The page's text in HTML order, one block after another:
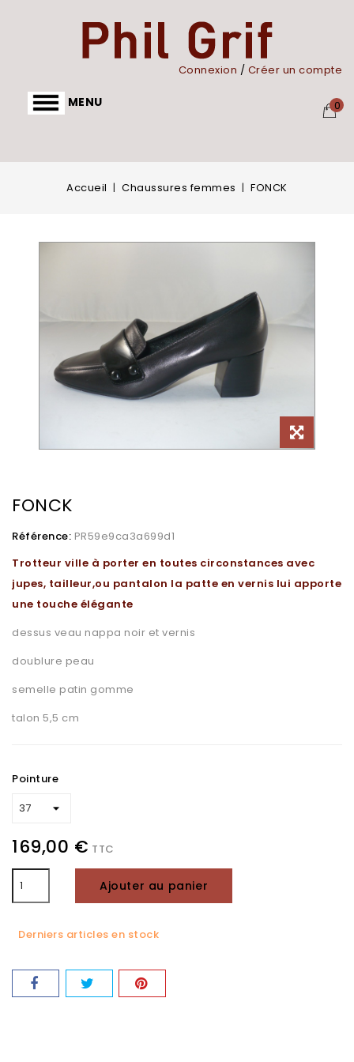
Connexion / Créer un compte
0
MENU
Accueil Chaussures femmes FONCK
FONCK
Référence: PR59e9ca3a699d1
Trotteur ville à porter en toutes circonstances avec
jupes, tailleur,ou pantalon la patte en vernis lui apporte
une touche élégante
dessus veau nappa noir et vernis
doublure peau
semelle patin gomme
talon 5,5 cm
Pointure
169,00 € TTC
Ajouter au panier
Derniers articles en stock